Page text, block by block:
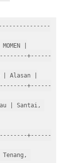
|
+------
| Alasan |
+------
| Santai,
+------